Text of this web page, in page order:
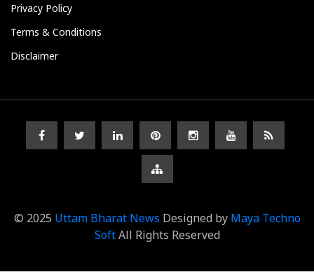
Privacy Policy
Terms & Conditions
Disclaimer
© 2025 Uttam Bharat News Designed by Maya Techno
SoftAll Rights Reserved